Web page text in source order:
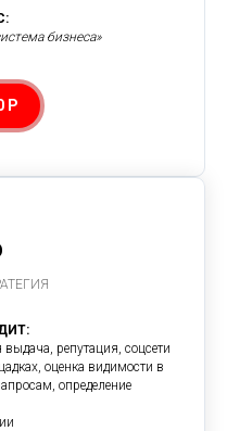
бизнеса»
Р
репутация, соцсети
оценка видимости в
определение